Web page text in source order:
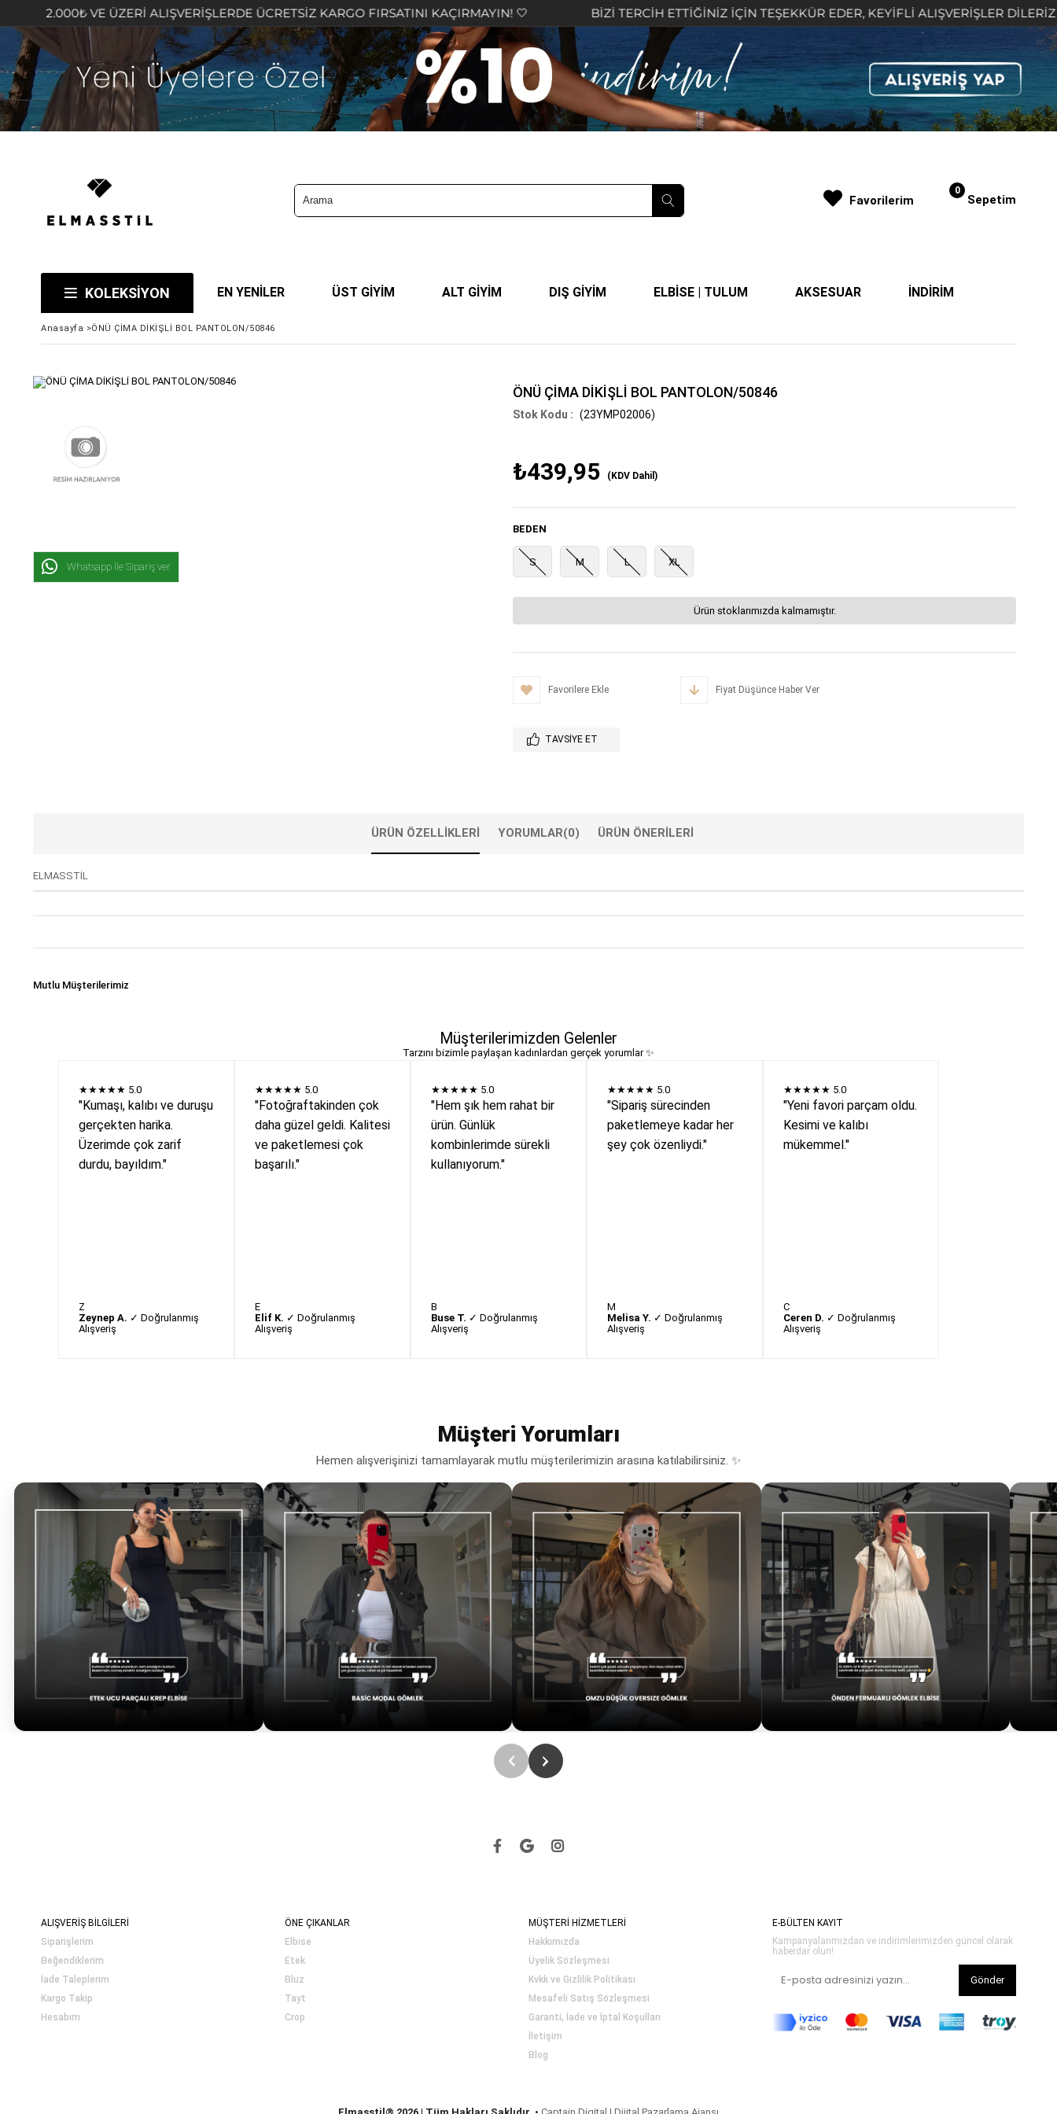
VE ÜZERİ ALIŞVERİŞLERDE ÜCRETSİZ KARGO FIRSATINI KAÇIRMAYIN! 🤍 BİZİ TERCİH ETTİĞİNİZ İÇİN TEŞEKKÜR EDER, KEYİFLİ ALIŞVERİŞLER DİLERİZ 🤍
Sepetim
0
KOLEKSİYON EN YENİLER ÜST GİYİM ALT GİYİM DIŞ GİYİM ELBİSE | TULUM AKSESUAR İNDİRİM
Favorilerim
Anasayfa >ÖNÜ ÇİMA DİKİŞLİ BOL PANTOLON/50846
Whatsapp İle Sipariş ver
ÖNÜ ÇİMA DİKİŞLİ BOL PANTOLON/50846
(23YMP02006)
₺439,95 (KDV Dahil)
BEDEN
S M L XL
Ürün stoklarımızda kalmamıştır.
Favorilere Ekle Fiyat Düşünce Haber Ver
TAVSIYE ET
ÜRÜN ÖZELLIKLERI YORUMLAR(0) ÜRÜN ÖNERILERI
ELMASSTİL
Mutlu Müşterilerimiz
Müşterilerimizden Gelenler
Tarzını bizimle paylaşan kadınlardan gerçek yorumlar ✨
★★★★★ 5.0
"Kumaşı, kalıbı ve duruşu
gerçekten harika.
Üzerimde çok zarif
durdu, bayıldım."
Z
Zeynep A. ✓ Doğrulanmış
Alışveriş
★★★★★ 5.0
"Fotoğraftakinden çok
daha güzel geldi. Kalitesi
ve paketlemesi çok
başarılı."
E
Elif K. ✓ Doğrulanmış
Alışveriş
★★★★★ 5.0
"Hem şık hem rahat bir
ürün. Günlük
kombinlerimde sürekli
kullanıyorum."
B
Buse T. ✓ Doğrulanmış
Alışveriş
★★★★★ 5.0
"Sipariş sürecinden
paketlemeye kadar her
şey çok özenliydi."
M
Melisa Y. ✓ Doğrulanmış
Alışveriş
★★★★★ 5.0
"Yeni favori parçam oldu.
Kesimi ve kalıbı
mükemmel."
C
Ceren D. ✓ Doğrulanmış
Alışveriş
Müşteri Yorumları
Hemen alışverişinizi tamamlayarak mutlu müşterilerimizin arasına katılabilirsiniz. ✨
ALIŞVERİŞ BİLGİLERİ
Siparişlerim
Beğendiklerim
İade Taleplerim
Kargo Takip
Hesabım
ÖNE ÇIKANLAR
Elbise
Etek
Bluz
Tayt
Crop
MÜŞTERİ HİZMETLERİ
Hakkımızda
Üyelik Sözleşmesi
Kvkk ve Gizlilik Politikası
Mesafeli Satış Sözleşmesi
Garanti, İade ve İptal Koşulları
İletişim
Blog
E-BÜLTEN KAYIT
Kampanyalarımızdan ve indirimlerimizden güncel olarak
haberdar olun!
Gönder